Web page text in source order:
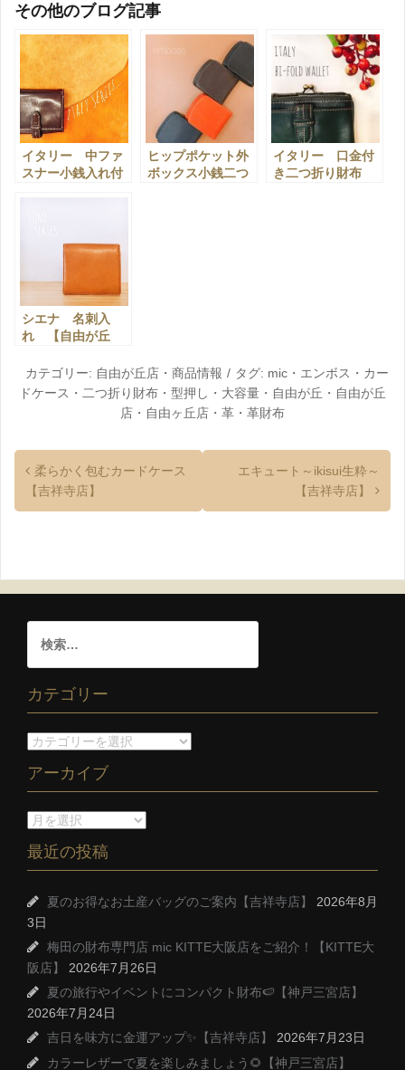
その他のブログ記事
イタリー 中ファ
スナー小銭入れ付
ヒップポケット外
ボックス小銭二つ
イタリー 口金付
き二つ折り財布
シエナ 名刺入
れ 【自由が丘
カテゴリー: 自由が丘店 ・ 商品情報 タグ: mic ・ エンボス ・ カー
ドケース ・ 二つ折り財布 ・ 型押し ・ 大容量 ・ 自由が丘 ・ 自由が丘
店 ・ 自由ヶ丘店 ・ 革 ・ 革財布
柔らかく包むカードケース
【吉祥寺店】
エキュート～ikisui生粋～
【吉祥寺店】
カテゴリー
アーカイブ
最近の投稿
夏のお得なお土産バッグのご案内【吉祥寺店】
2026年8月
3日
梅田の財布専門店 mic KITTE大阪店をご紹介！【KITTE大
阪店】
2026年7月26日
夏の旅行やイベントにコンパクト財布🍉【神戸三宮店】
2026年7月24日
吉日を味方に金運アップ✨【吉祥寺店】
2026年7月23日
カラーレザーで夏を楽しみましょう🌻【神戸三宮店】